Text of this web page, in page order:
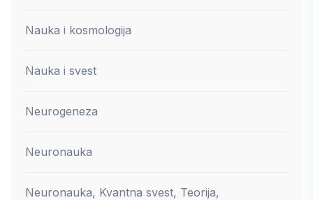
Nauka i kosmologija
Nauka i svest
Neurogeneza
Neuronauka
Neuronauka, Kvantna svest, Teorija,